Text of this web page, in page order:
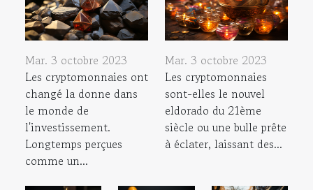
Mar. 3 octobre 2023
Les cryptomonnaies ont
changé la donne dans
le monde de
l'investissement.
Longtemps perçues
comme un...
Mar. 3 octobre 2023
Les cryptomonnaies
sont-elles le nouvel
eldorado du 21ème
siècle ou une bulle prête
à éclater, laissant des...